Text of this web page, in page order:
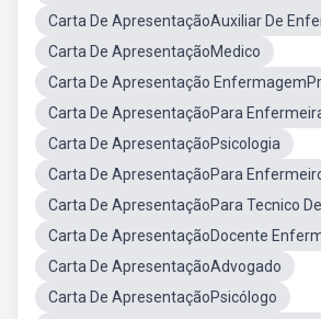
Carta De ApresentaçãoAuxiliar De
Carta De ApresentaçãoMedico
Carta De Apresentação
Carta De ApresentaçãoPara
Carta De ApresentaçãoPsicologia
Carta De ApresentaçãoPara
Carta De ApresentaçãoPara Tecnico
Carta De ApresentaçãoDocente
Carta De ApresentaçãoAdvogado
Carta De ApresentaçãoPsicólogo